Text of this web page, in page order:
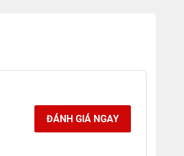
ĐÁNH GIÁ NGAY